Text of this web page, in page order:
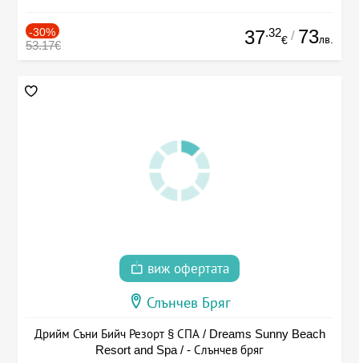
-30%
53.17€ 37.32
€ / 73лв.
виж офертата
Слънчев Бряг
Дрийм Съни Бийч Резорт § СПА / Dreams Sunny Beach
Resort and Spa / - Слънчев бряг